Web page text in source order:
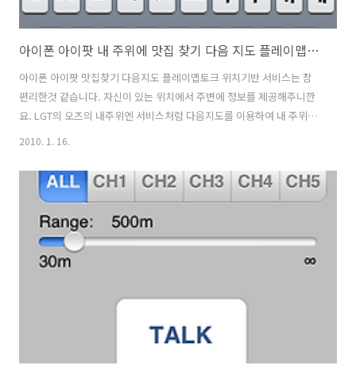
아이폰 아이팟 내 주위에 맛집 찾기 다음 지도 플레이맵토크(PlayMapTalk)
아이폰 아이팟 맛집찾기 다음지도 플레이맵토크 위치기반 서비스는 참
편리한것 같습니다. 자신이 있는 위치에서 주변에 정보를 제공해주니깐
요. LGT의 오즈의 내주위엔 서비스처럼 다음지도를 이용하여 내 주위에
맛집을 검색할 수 있습니다. 다운로드 링크:
켜고 [현위치]를 눌러서 자신의 위치를 확인합니다. 그리고 찾고 싶은 배
달음식이나 음식점을 검색합니다. 검색을 할때는 [장소검색]을 하시고
[맛집]을 (검색어 또는 카탈로그옵션) 눌러 주시면 됩니다. 찾은 맛집을
이용하여 길찾기를 하시어 방문을 하시면 되고 배달 음식의 경우 상세정
보에 전화번호를 눌러 전화로 주문하시면 됩니다. 주문뿐만 아니라 전화
번호 등록도 가능하..
2010. 1. 16.